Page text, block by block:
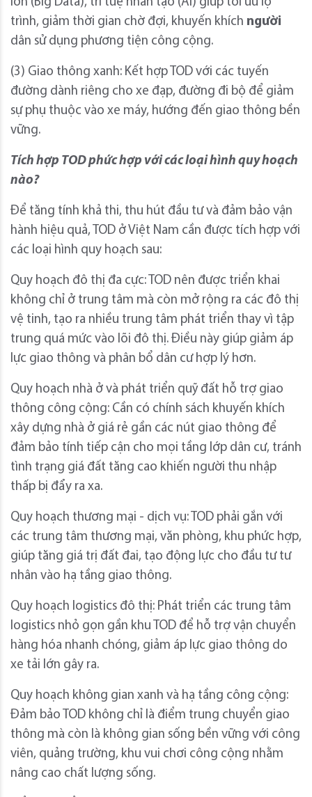
lớn (Big Data), trí tuệ nhân tạo (AI) giúp tối ưu lộ
trình, giảm thời gian chờ đợi, khuyến khích người
dân sử dụng phương tiện công cộng.
(3) Giao thông xanh: Kết hợp TOD với các tuyến
đường dành riêng cho xe đạp, đường đi bộ để giảm
sự phụ thuộc vào xe máy, hướng đến giao thông bền
vững.
Tích hợp TOD phức hợp với các loại hình quy hoạch
nào?
Để tăng tính khả thi, thu hút đầu tư và đảm bảo vận
hành hiệu quả, TOD ở Việt Nam cần được tích hợp với
các loại hình quy hoạch sau:
Quy hoạch đô thị đa cực: TOD nên được triển khai
không chỉ ở trung tâm mà còn mở rộng ra các đô thị
vệ tinh, tạo ra nhiều trung tâm phát triển thay vì tập
trung quá mức vào lõi đô thị. Điều này giúp giảm áp
lực giao thông và phân bổ dân cư hợp lý hơn.
Quy hoạch nhà ở và phát triển quỹ đất hỗ trợ giao
thông công cộng: Cần có chính sách khuyến khích
xây dựng nhà ở giá rẻ gần các nút giao thông để
đảm bảo tính tiếp cận cho mọi tầng lớp dân cư, tránh
tình trạng giá đất tăng cao khiến người thu nhập
thấp bị đẩy ra xa.
Quy hoạch thương mại - dịch vụ: TOD phải gắn với
các trung tâm thương mại, văn phòng, khu phức hợp,
giúp tăng giá trị đất đai, tạo động lực cho đầu tư tư
nhân vào hạ tầng giao thông.
Quy hoạch logistics đô thị: Phát triển các trung tâm
logistics nhỏ gọn gần khu TOD để hỗ trợ vận chuyển
hàng hóa nhanh chóng, giảm áp lực giao thông do
xe tải lớn gây ra.
Quy hoạch không gian xanh và hạ tầng công cộng:
Đảm bảo TOD không chỉ là điểm trung chuyển giao
thông mà còn là không gian sống bền vững với công
viên, quảng trường, khu vui chơi công cộng nhằm
nâng cao chất lượng sống.